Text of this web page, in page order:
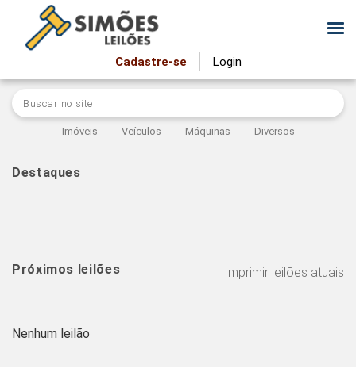
Cadastre-se Login
Imóveis Veículos Máquinas Diversos
Destaques
Próximos leilões Imprimir leilões atuais
Nenhum leilão